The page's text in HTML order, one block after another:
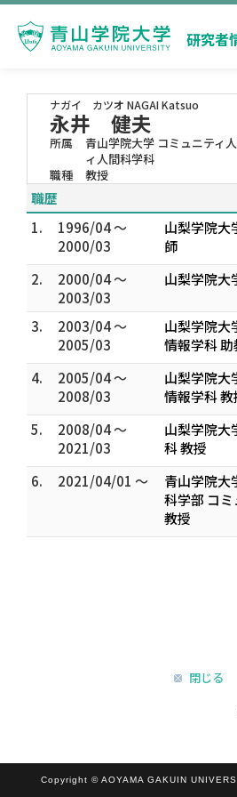
研究者
ナガイ カツオ NAGAI Katsuo
永井 健夫
所属
青山学院大学 コミュニティ
ィ人間科学科
職種
教授
職歴
1.
1996/04 ～
2000/03
山梨学院大
師
2.
2000/04 ～
2003/03
山梨学院大
3.
2003/04 ～
2005/03
山梨学院大
情報学科 助
4.
2005/04 ～
2008/03
山梨学院大
情報学科 教
5.
2008/04 ～
2021/03
山梨学院大
科 教授
6.
2021/04/01 ～
青山学院大
科学部 コ
教授
閉じる
Copyright © AOYAMA GAKUIN